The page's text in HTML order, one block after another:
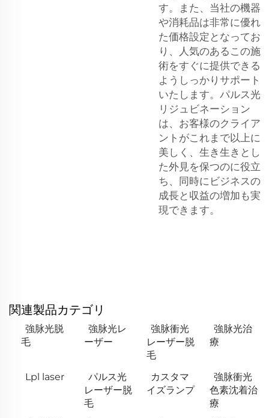
す。また、当社の機器
や消耗品は非常に優れ
た価格設定となってお
り、人気のあるこの施
術をすぐに提供できる
ようしっかりサポート
いたします。パルス光
リジュビネーション
は、お客様のクライア
ントがこれまで以上に
美しく、生き生きとし
た外見を保つのに役立
ち、同時にビジネスの
成長と収益の増加も実
現できます。
関連製品カテゴリ
強脉光脱
毛
強脉光レ
ーザー
強脉衝光
レーザー脱
毛
強脉光治
療
Lpl laser
パルス光
レーザー脱
毛
カスタマ
イズランプ
強脉衝光
色素沈着治
療